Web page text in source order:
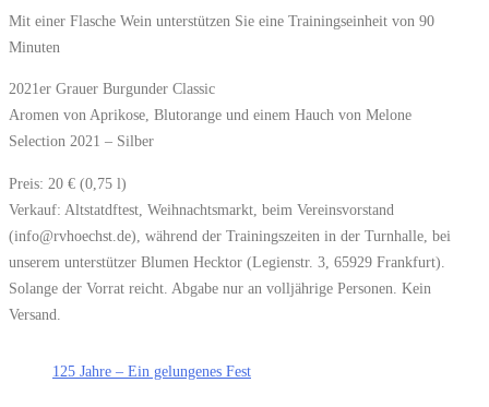
Mit einer Flasche Wein unterstützen Sie eine Trainingseinheit von 90
Minuten
2021er Grauer Burgunder Classic
Aromen von Aprikose, Blutorange und einem Hauch von Melone
Selection 2021 – Silber
Preis: 20 € (0,75 l)
Verkauf: Altstatdftest, Weihnachtsmarkt, beim Vereinsvorstand
(info@rvhoechst.de), während der Trainingszeiten in der Turnhalle, bei
unserem unterstützer Blumen Hecktor (Legienstr. 3, 65929 Frankfurt).
Solange der Vorrat reicht. Abgabe nur an volljährige Personen. Kein
Versand.
125 Jahre – Ein gelungenes Fest